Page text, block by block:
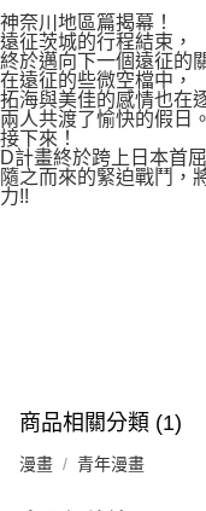
https://aftee.tw/terms/
３．未成年的使用者請事先
「AFTEE先享後付」，若
任。
４．使用「AFTEE先享後
時審查核予不同之上限額度
請求用戶進行身份認證。
５．嚴禁一人註冊多個帳號
恩沛科技股份有限公司將
宅配
每筆NT$100，滿
國家/地區配送
神奈川地區篇揭幕！
遠征茨城的行程結束，
終於邁向下一個遠征的
在遠征的些微空檔中，
拓海與美佳的感情也在
兩人共渡了愉快的假日。
接下來！
D計畫終於跨上日本首
隨之而來的緊迫戰鬥，
力!!
商品相關分類 (1)
漫畫 青年漫畫